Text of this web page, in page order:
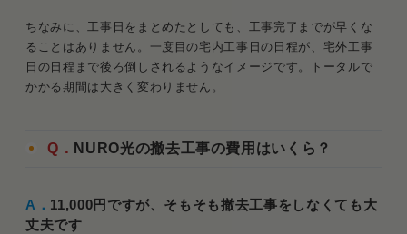
ちなみに、工事日をまとめたとしても、工事完了までが早くな
ることはありません。一度目の宅内工事日の日程が、宅外工事
日の日程まで後ろ倒しされるようなイメージです。トータルで
かかる期間は大きく変わりません。
Q． NURO光の撤去工事の費用はいくら？
A． 11,000円ですが、そもそも撤去工事をしなくても大
丈夫です